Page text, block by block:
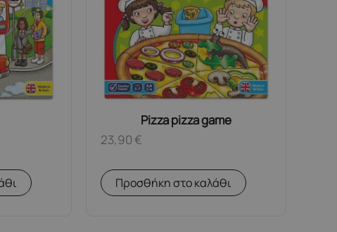
Pizza pizza game
23,90€
Προσθήκη στο καλάθι